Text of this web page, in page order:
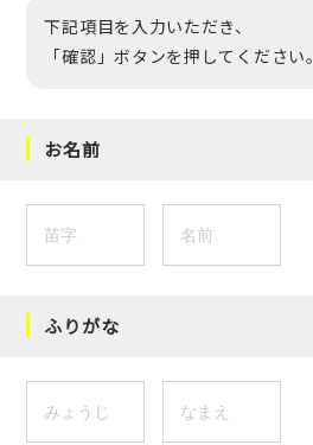
下記項目を入力いただき、
「確認」ボタンを押してください。
お名前
ふりがな